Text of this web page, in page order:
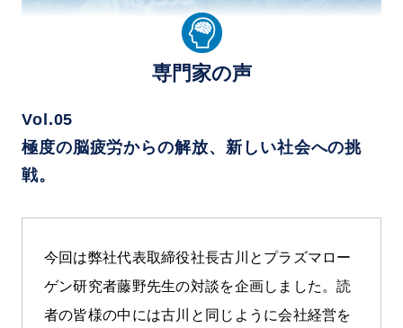
専門家の声
Vol.05
極度の脳疲労からの解放、新しい社会への挑
戦。
今回は弊社代表取締役社長古川とプラズマロー
ゲン研究者藤野先生の対談を企画しました。読
者の皆様の中には古川と同じように会社経営を